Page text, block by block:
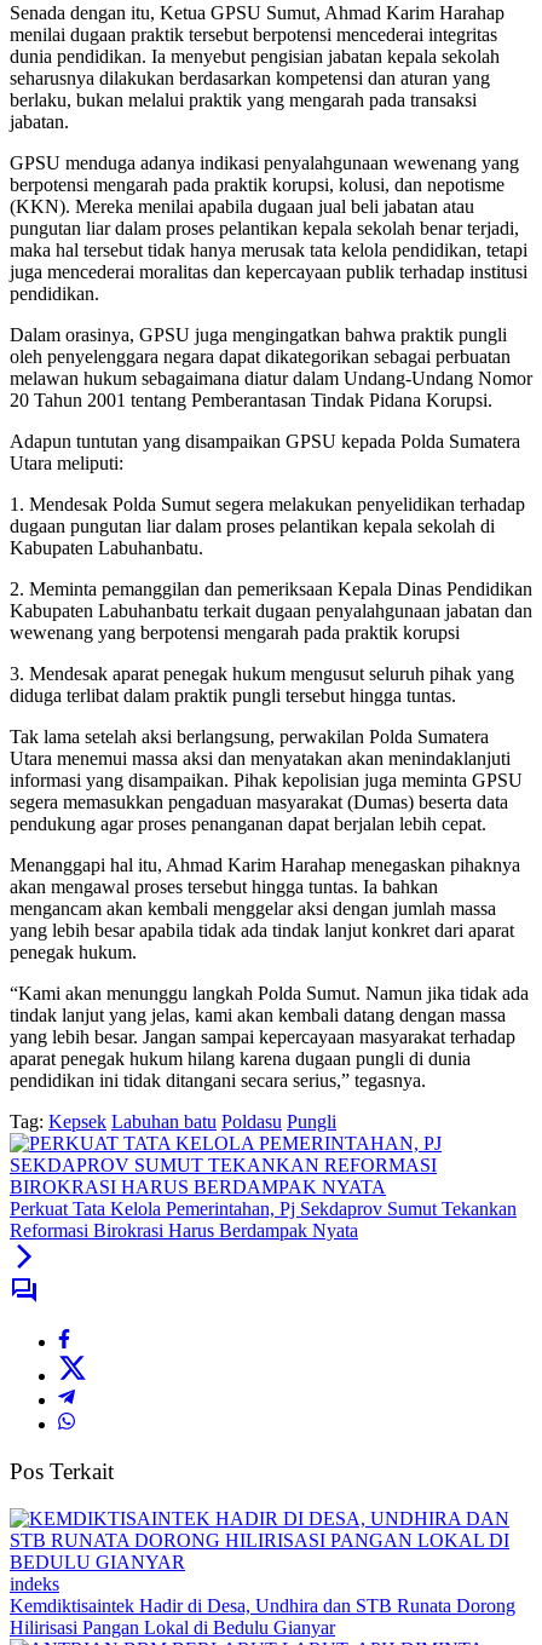
Senada dengan itu, Ketua GPSU Sumut, Ahmad Karim Harahap
menilai dugaan praktik tersebut berpotensi mencederai integritas
dunia pendidikan. Ia menyebut pengisian jabatan kepala sekolah
seharusnya dilakukan berdasarkan kompetensi dan aturan yang
berlaku, bukan melalui praktik yang mengarah pada transaksi
jabatan.
GPSU menduga adanya indikasi penyalahgunaan wewenang yang
berpotensi mengarah pada praktik korupsi, kolusi, dan nepotisme
(KKN). Mereka menilai apabila dugaan jual beli jabatan atau
pungutan liar dalam proses pelantikan kepala sekolah benar terjadi,
maka hal tersebut tidak hanya merusak tata kelola pendidikan, tetapi
juga mencederai moralitas dan kepercayaan publik terhadap institusi
pendidikan.
Dalam orasinya, GPSU juga mengingatkan bahwa praktik pungli
oleh penyelenggara negara dapat dikategorikan sebagai perbuatan
melawan hukum sebagaimana diatur dalam Undang-Undang Nomor
20 Tahun 2001 tentang Pemberantasan Tindak Pidana Korupsi.
Adapun tuntutan yang disampaikan GPSU kepada Polda Sumatera
Utara meliputi:
1. Mendesak Polda Sumut segera melakukan penyelidikan terhadap
dugaan pungutan liar dalam proses pelantikan kepala sekolah di
Kabupaten Labuhanbatu.
2. Meminta pemanggilan dan pemeriksaan Kepala Dinas Pendidikan
Kabupaten Labuhanbatu terkait dugaan penyalahgunaan jabatan dan
wewenang yang berpotensi mengarah pada praktik korupsi
3. Mendesak aparat penegak hukum mengusut seluruh pihak yang
diduga terlibat dalam praktik pungli tersebut hingga tuntas.
Tak lama setelah aksi berlangsung, perwakilan Polda Sumatera
Utara menemui massa aksi dan menyatakan akan menindaklanjuti
informasi yang disampaikan. Pihak kepolisian juga meminta GPSU
segera memasukkan pengaduan masyarakat (Dumas) beserta data
pendukung agar proses penanganan dapat berjalan lebih cepat.
Menanggapi hal itu, Ahmad Karim Harahap menegaskan pihaknya
akan mengawal proses tersebut hingga tuntas. Ia bahkan
mengancam akan kembali menggelar aksi dengan jumlah massa
yang lebih besar apabila tidak ada tindak lanjut konkret dari aparat
penegak hukum.
“Kami akan menunggu langkah Polda Sumut. Namun jika tidak ada
tindak lanjut yang jelas, kami akan kembali datang dengan massa
yang lebih besar. Jangan sampai kepercayaan masyarakat terhadap
aparat penegak hukum hilang karena dugaan pungli di dunia
pendidikan ini tidak ditangani secara serius,” tegasnya.
Tag: Kepsek Labuhan batu Poldasu Pungli
Perkuat Tata Kelola Pemerintahan, Pj Sekdaprov Sumut Tekankan
Reformasi Birokrasi Harus Berdampak Nyata
Pos Terkait
indeks
Kemdiktisaintek Hadir di Desa, Undhira dan STB Runata Dorong
Hilirisasi Pangan Lokal di Bedulu Gianyar